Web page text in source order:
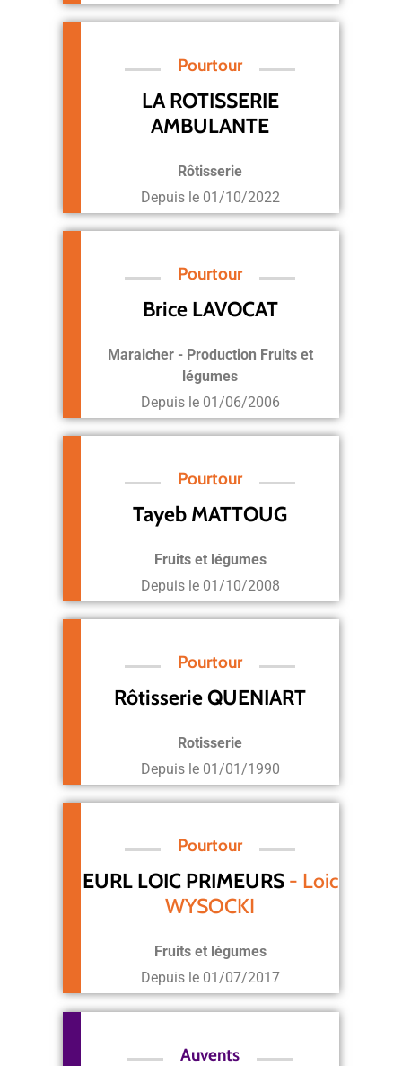
Pourtour
LA ROTISSERIE
AMBULANTE
Rôtisserie
Depuis le 01/10/2022
Pourtour
Brice LAVOCAT
Maraicher - Production Fruits et
légumes
Depuis le 01/06/2006
Pourtour
Tayeb MATTOUG
Fruits et légumes
Depuis le 01/10/2008
Pourtour
Rôtisserie QUENIART
Rotisserie
Depuis le 01/01/1990
Pourtour
EURL LOIC PRIMEURS- Loic
WYSOCKI
Fruits et légumes
Depuis le 01/07/2017
Auvents